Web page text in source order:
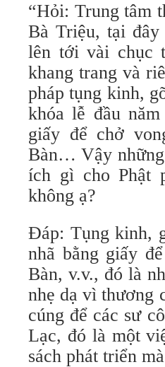
“Hỏi: Trung tâm
Bà Triệu, tại
lên tới vài chục
khang trang và
pháp tụng kinh,
khóa lễ đầu
giấy để chở
Bàn… Vậy
ích gì cho Phật
không ạ?
Đáp: Tụng kinh,
nhã bằng giấy
Bàn, v.v., đó là
nhẹ dạ vì thương
cúng để các sư
Lạc, đó là một
sách phát triển